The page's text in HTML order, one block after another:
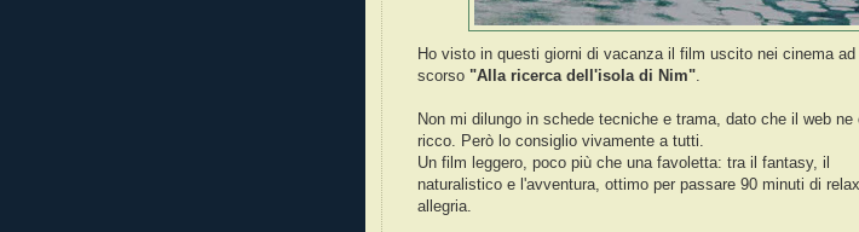
Ho visto in questi giorni di vacanza il film uscito nei cinema ad
scorso "Alla ricerca dell'isola di Nim".
Non mi dilungo in schede tecniche e trama, dato che il web ne
ricco. Però lo consiglio vivamente a tutti.
Un film leggero, poco più che una favoletta: tra il fantasy, il
naturalistico e l'avventura, ottimo per passare 90 minuti di
allegria.